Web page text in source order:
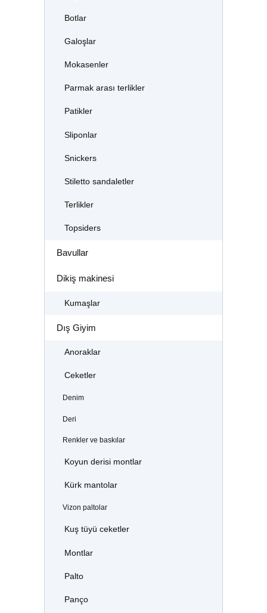
Botlar
Galoşlar
Mokasenler
Parmak arası terlikler
Patikler
Sliponlar
Snickers
Stiletto sandaletler
Terlikler
Topsiders
Bavullar
Dikiş makinesi
Kumaşlar
Dış Giyim
Anoraklar
Ceketler
Denim
Deri
Renkler ve baskılar
Koyun derisi montlar
Kürk mantolar
Vizon paltolar
Kuş tüyü ceketler
Montlar
Palto
Panço